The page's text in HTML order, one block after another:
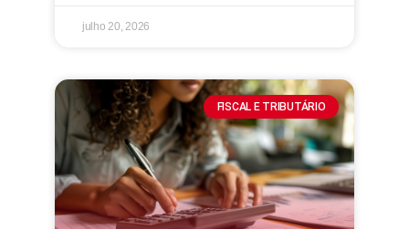
julho 20, 2026
FISCAL E TRIBUTÁRIO